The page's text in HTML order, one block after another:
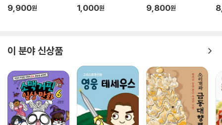
체험학습, 심화 정보, 문화유산을 모두 담은 역사그림책
지나 박물관 등을 사진 자료와 함께 소개했어요. 역사 체험 학습을 준비하
되어 줄 수 있지요.부록 ‘또박또박 우리 역사’에서는 꼭 다루어야 하는 인
물, 사건, 문화유산, 유적 등 역사적 배경지식을 풀어서 설명해 놓았어요.
어려운 단어는 쉽게 풀었을 뿐만 아니라, 사진 자료를 통해 배경 이해를 돕
고 있지요.
9,900원 1,000원 9,800원
이 분야 신상품